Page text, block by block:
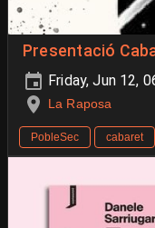
Presentació
Friday, Jun 12,
La Raposa
PobleSec cabaret